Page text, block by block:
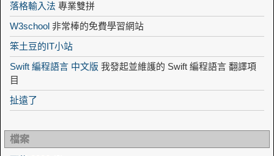
落格輸入法 專業雙拼
W3school 非常棒的免費學習網站
笨土豆的IT小站
Swift 編程語言 中文版 我發起並維護的 Swift 編程語言 翻譯項
目
扯遠了
檔案